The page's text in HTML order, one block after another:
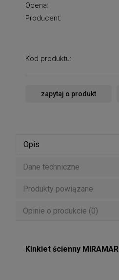
Ocena:
Producent:
Kod produktu:
zapytaj o produkt
Opis
Dane techniczne
Produkty powiązane
Opinie o produkcie (0)
Kinkiet ścienny MIRAMAR